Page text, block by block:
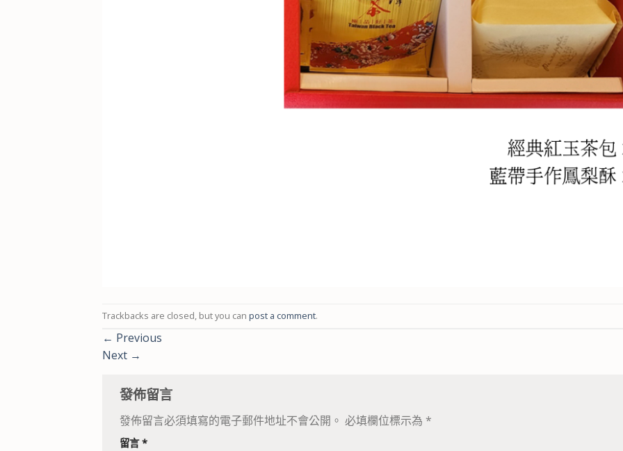
Trackbacks are closed, but you can post a comment.
← Previous
Next →
發佈留言
發佈留言必須填寫的電子郵件地址不會公開。 必填欄位標示為 *
留言*